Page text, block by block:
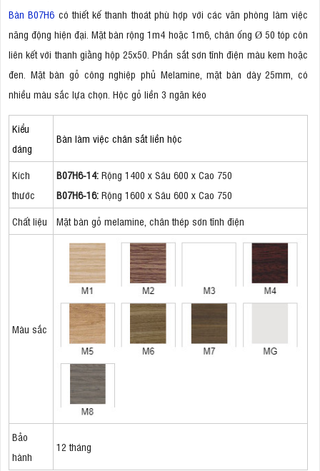
Bàn B07H6 có thiết kế thanh thoát phù hợp với các văn phòng làm việc
năng động hiện đại. Mặt bàn rộng 1m4 hoặc 1m6, chân ống Ø 50 tóp côn
liên kết với thanh giằng hộp 25x50. Phần sắt sơn tĩnh điện màu kem hoặc
đen. Mặt bàn gỗ công nghiệp phủ Melamine, mặt bàn dày 25mm, có
nhiều màu sắc lựa chọn. Hộc gỗ liền 3 ngăn kéo
Kiểu
dáng
Bàn làm việc chân sắt liền hộc
Kích
thước
B07H6-14: Rộng 1400 x Sâu 600 x Cao 750
B07H6-16: Rộng 1600 x Sâu 600 x Cao 750
Chất liệu
Mặt bàn gỗ melamine, chân thép sơn tĩnh điện
Màu sắc
Bảo
hành
12 tháng